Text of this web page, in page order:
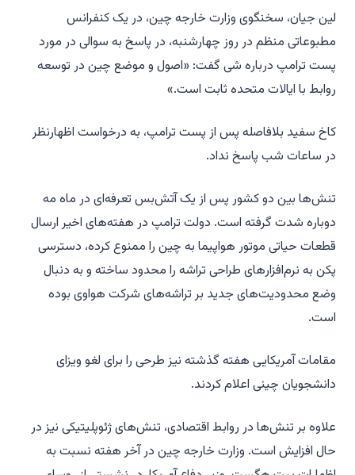
لین جیان، سخنگوی وزارت خارجه چین، در یک کنفرانس
مطبوعاتی منظم در روز چهارشنبه، در پاسخ به سوالی در مورد
پست ترامپ درباره شی گفت: «اصول و موضع چین در توسعه
روابط با ایالات متحده ثابت است.»
کاخ سفید بلافاصله پس از پست ترامپ، به درخواست اظهارنظر
در ساعات شب پاسخ نداد.
تنش‌ها بین دو کشور پس از یک آتش‌بس تعرفه‌ای در ماه مه
دوباره شدت گرفته است. دولت ترامپ در هفته‌های اخیر ارسال
قطعات حیاتی موتور هواپیما به چین را ممنوع کرده، دسترسی
پکن به نرم‌افزارهای طراحی تراشه را محدود ساخته و به دنبال
وضع محدودیت‌های جدید بر تراشه‌های شرکت هواوی بوده
است.
مقامات آمریکایی هفته گذشته نیز طرحی را برای لغو ویزای
دانشجویان چینی اعلام کردند.
علاوه بر تنش‌ها در روابط اقتصادی، تنش‌های ژئوپلیتیکی نیز در
حال افزایش است. وزارت خارجه چین در آخر هفته نسبت به